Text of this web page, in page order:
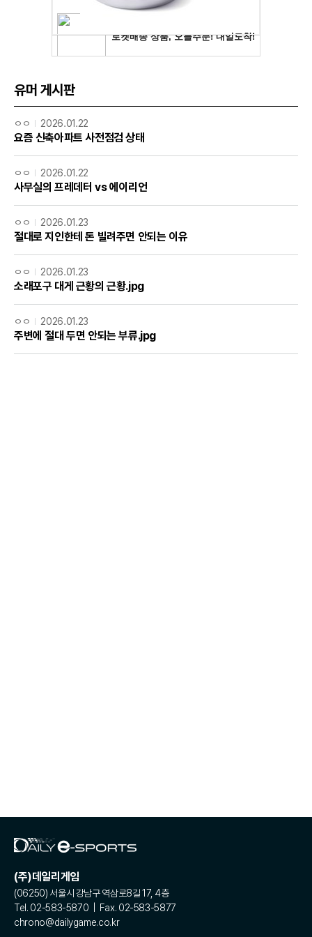
유머 게시판
ㅇㅇ 2026.01.22
요즘 신축아파트 사전점검 상태
ㅇㅇ 2026.01.22
사무실의 프레데터 vs 에이리언
ㅇㅇ 2026.01.23
절대로 지인한테 돈 빌려주면 안되는 이유
ㅇㅇ 2026.01.23
소래포구 대게 근황의 근황.jpg
ㅇㅇ 2026.01.23
주변에 절대 두면 안되는 부류.jpg
(주)데일리게임
(06250) 서울시 강남구 역삼로8길 17, 4층
Tel. 02-583-5870 | Fax. 02-583-5877
chrono@dailygame.co.kr